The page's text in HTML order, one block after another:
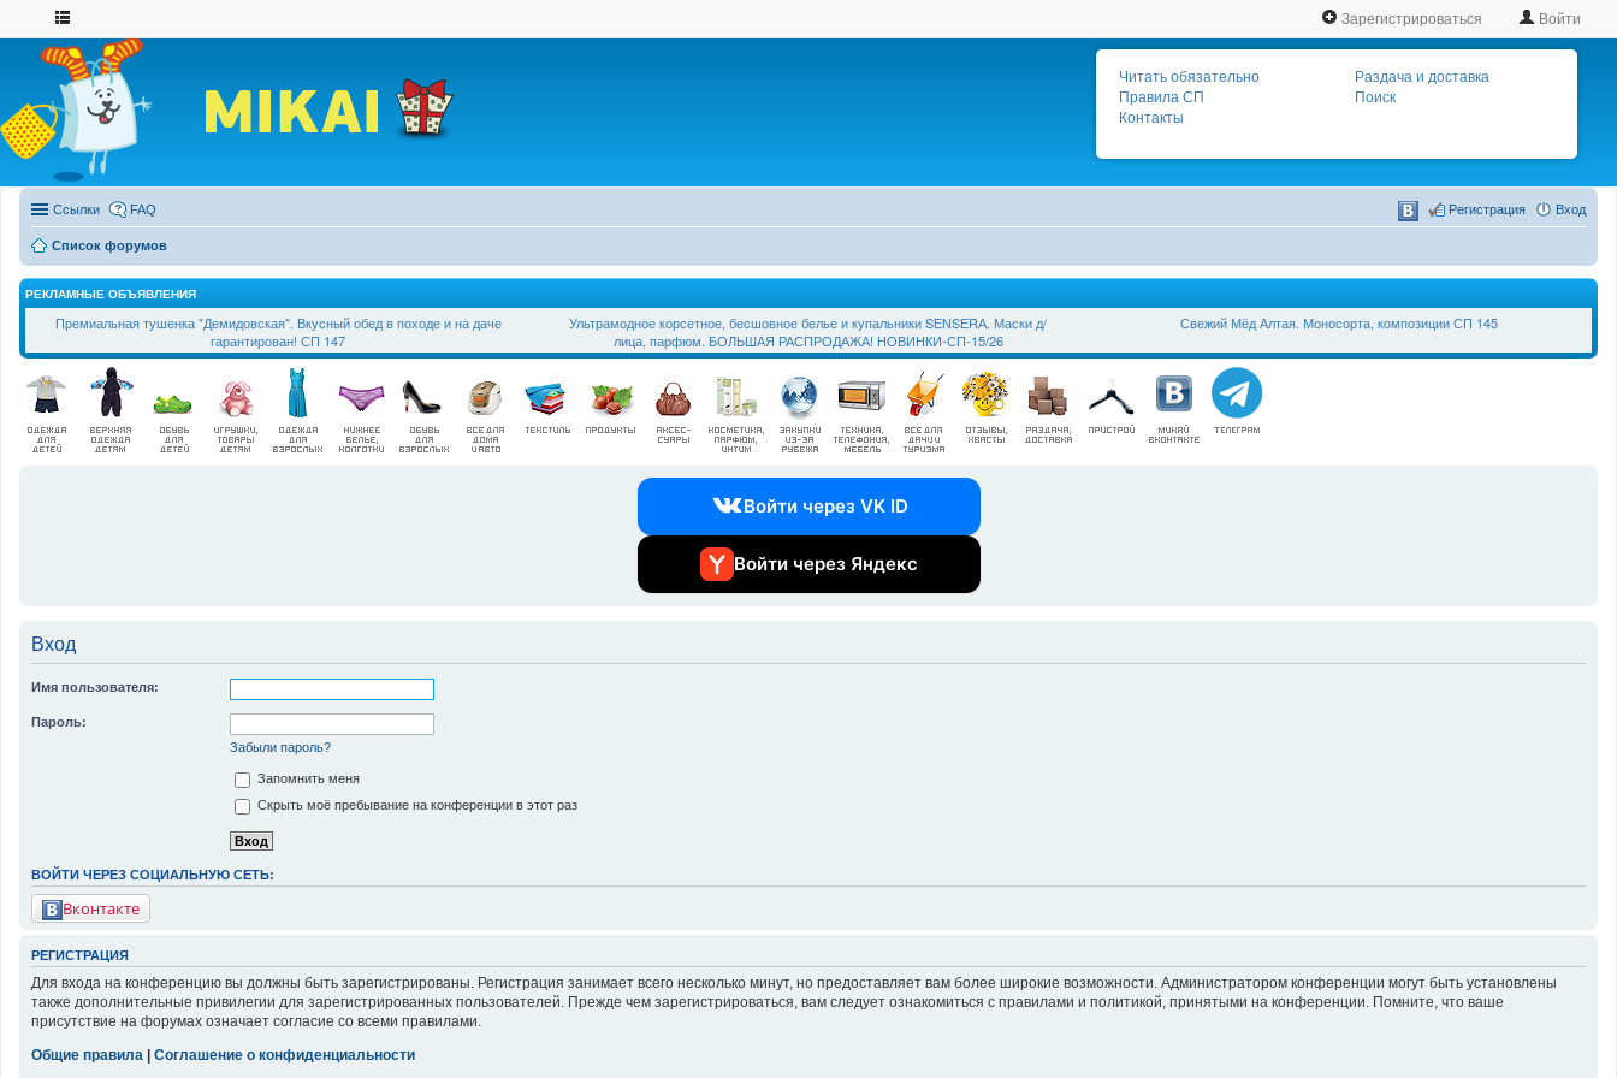
Зарегистрироваться Войти
Читать обязательно
Правила СП
Контакты
Раздача и доставка
Поиск
Ссылки FAQ Вход
Регистрация
Список форумов
РЕКЛАМНЫЕ ОБЪЯВЛЕНИЯ
Премиальная тушенка "Демидовская". Вкусный обед в походе и на даче
гарантирован! СП 147
Ультрамодное корсетное, бесшовное белье и купальники SЕNSЕRА. Маски д/
лица, парфюм. БОЛЬШАЯ РАСПРОДАЖА! НОВИНКИ-СП-15/26
Свежий Мёд Алтая. Моносорта, композиции СП 145
Войти через VK ID
Войти через Яндекс
Вход
Имя пользователя:
Пароль:
Забыли пароль?
Запомнить меня
Скрыть моё пребывание на конференции в этот раз
ВОЙТИ ЧЕРЕЗ СОЦИАЛЬНУЮ СЕТЬ:
Вконтакте
РЕГИСТРАЦИЯ
Для входа на конференцию вы должны быть зарегистрированы. Регистрация занимает всего несколько минут, но предоставляет вам более широкие возможности. Администратором конференции могут быть установлены
также дополнительные привилегии для зарегистрированных пользователей. Прежде чем зарегистрироваться, вам следует ознакомиться с правилами и политикой, принятыми на конференции. Помните, что ваше
присутствие на форумах означает согласие со всеми правилами.
Общие правила
Соглашение о конфиденциальности